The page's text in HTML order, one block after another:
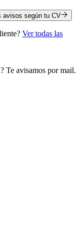
avisos según tu CV
? Ver todas las
? Te avisamos por mail.